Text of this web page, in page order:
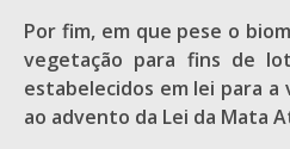
Por fim, em que pese o
vegetação para fins de
estabelecidos em lei para
ao advento da Lei da Mata